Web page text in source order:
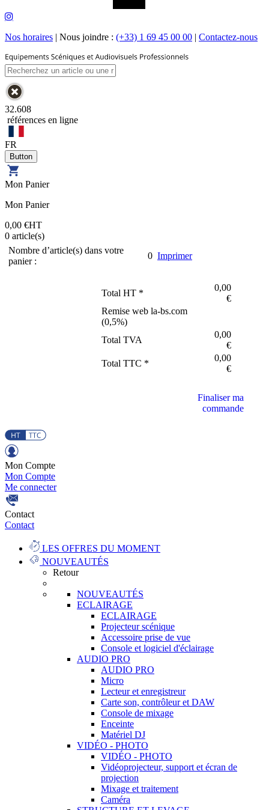
Nos horaires | Nous joindre : (+33) 1 69 45 00 00 | Contactez-nous
32.608
références en ligne
FR
Mon Panier
Mon Panier
0,00 €HT
0 article(s)
Nombre d’article(s) dans votre
panier :
0 Imprimer
Total HT *
0,00
€
Remise web la-bs.com
(0,5%)
Total TVA
0,00
€
Total TTC *
0,00
€
Finaliser ma
commande
Mon Compte
Mon Compte
Me connecter
Contact
Contact
LES OFFRES DU MOMENT
NOUVEAUTÉS
Retour
NOUVEAUTÉS
ECLAIRAGE
ECLAIRAGE
Projecteur scénique
Accessoire prise de vue
Console et logiciel d'éclairage
AUDIO PRO
AUDIO PRO
Micro
Lecteur et enregistreur
Carte son, contrôleur et DAW
Console de mixage
Enceinte
Matériel DJ
VIDÉO - PHOTO
VIDÉO - PHOTO
Vidéoprojecteur, support et écran de
projection
Mixage et traitement
Caméra